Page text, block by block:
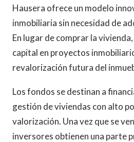
Hausera ofrece un modelo
inmobiliaria sin necesidad de
En lugar de comprar la
capital en proyectos
revalorización futura del
Los fondos se destinan a
gestión de viviendas con alto
valorización. Una vez que se
inversores obtienen una parte